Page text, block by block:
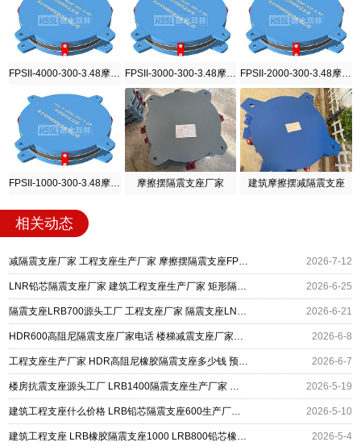
FPSII-3000-300-3.48摩擦摆隔震支座
摩擦摆隔震支座厂家 建筑摩擦摆减隔震支座
相关动态
减隔震支座厂家 工程支座生产厂家 摩擦摆隔震支座FPSII-1000-400-4.11源头工厂 2026-7-12
LNR铅芯隔震支座厂家 建筑工程支座生产厂家 矩形隔震支座厂家 2026-6-25
隔震支座LRB700源头工厂 工程支座厂家 隔震支座LNR700 2026-6-21
HDR600高阻尼隔震支座厂家电话 楼梯减震支座厂家电话 工程支座厂家 2026-6-8
工程支座生产厂家 HDR高阻尼橡胶隔震支座多少钱 预制高阻尼隔震支座生产厂家 2026-6-7
楼房抗震支座源头工厂 LRB1400隔震支座生产厂家 建筑工程支座 2026-5-19
建筑工程支座什么价格 LRB铅芯隔震支座600生产厂家 铅芯隔震支座LRB900 2026-5-10
建筑工程支座 LRB橡胶隔震支座1000 LRB800铅芯橡胶隔震支座 2026-5-4